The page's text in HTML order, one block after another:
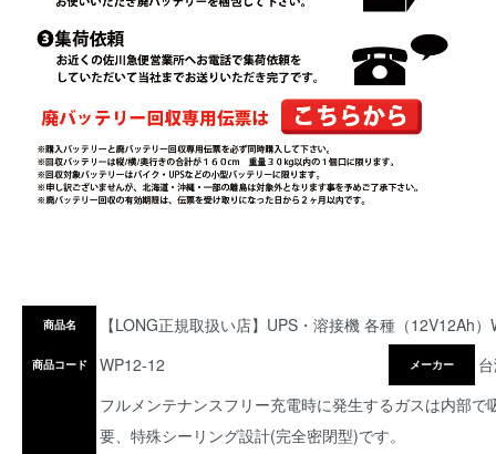
商品名 【LONG正規取扱い店】UPS・溶接機 各種（12V12Ah
商品コード WP12-12 メーカー
フルメンテナンスフリー充電時に発生するガスは内部
要、特殊シーリング設計(完全密閉型)です。